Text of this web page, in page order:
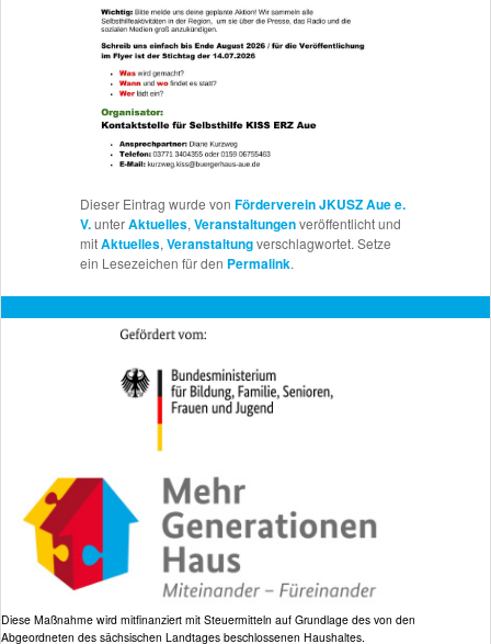
Dieser Eintrag wurde von Förderverein JKUSZ Aue e.
V.unterAktuelles, Veranstaltungenveröffentlicht und
mitAktuelles, Veranstaltungverschlagwortet. Setze
ein Lesezeichen für den Permalink.
Diese Maßnahme wird mitfinanziert mit Steuermitteln auf Grundlage des von den
Abgeordneten des sächsischen Landtages beschlossenen Haushaltes.